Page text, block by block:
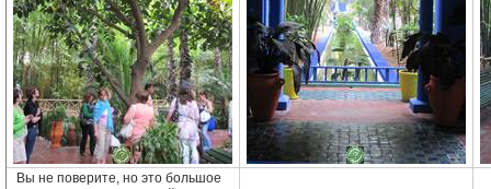
Вы не поверите, но это большое